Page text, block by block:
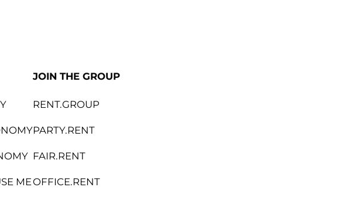
ME
JOIN THE GROUP
RENT.GROUP
PARTY.RENT
FAIR.RENT
OFFICE.RENT